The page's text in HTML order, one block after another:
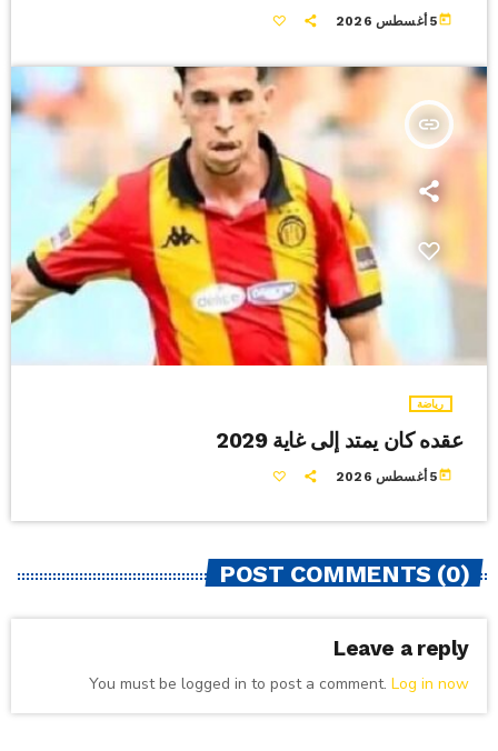
today 5 أغسطس 2026
insert_link
رياضة
عقده كان يمتد إلى غاية 2029
today5 أغسطس 2026
POST COMMENTS (0)
Leave a reply
You must be logged in to post a comment. Log in now